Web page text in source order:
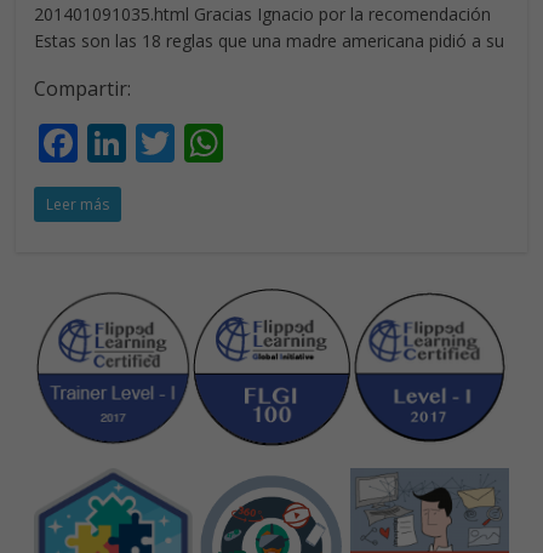
201401091035.html Gracias Ignacio por la recomendación
Estas son las 18 reglas que una madre americana pidió a su
Compartir:
F
ac
e
o
o
k
Li
dI
n
T
A
p
p
Leer más